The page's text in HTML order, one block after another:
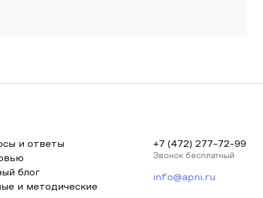
и ответы
блог
и методические
+7 (472) 277-72-99
Звонок бесплатный
info@apni.ru